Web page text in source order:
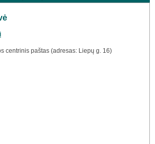
centrinis paštas (adresas: Liepų g. 16)